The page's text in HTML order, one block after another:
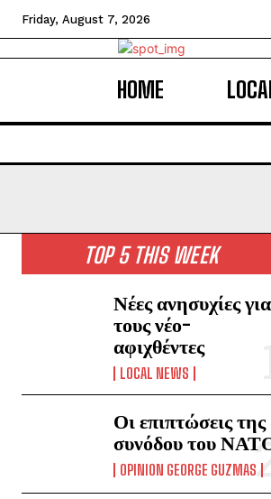
Friday, August 7, 2026
HOME
TOP 5 THIS WEEK
Νέες ανησυχίες για
τους νέο-
αφιχθέντες
LOCAL NEWS
Οι επιπτώσεις της
συνόδου του
OPINION GEORGE GUZMAS